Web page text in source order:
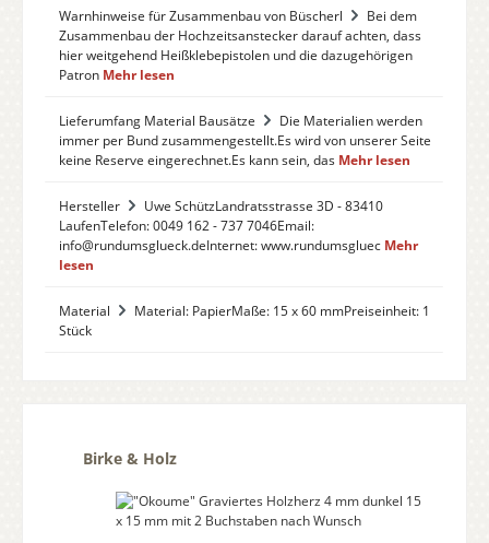
Warnhinweise für Zusammenbau von Büscherl
Bei dem
Zusammenbau der Hochzeitsanstecker darauf achten, dass
hier weitgehend Heißklebepistolen und die dazugehörigen
Patron Mehr lesen
Lieferumfang Material Bausätze
Die Materialien werden
immer per Bund zusammengestellt.Es wird von unserer Seite
keine Reserve eingerechnet.Es kann sein, das Mehr lesen
Hersteller
Uwe SchützLandratsstrasse 3D - 83410
LaufenTelefon: 0049 162 - 737 7046Email:
info@rundumsglueck.deInternet: www.rundumsgluec Mehr
lesen
Material
Material: PapierMaße: 15 x 60 mmPreiseinheit: 1
Stück
Produktgalerie überspringen
Birke & Holz